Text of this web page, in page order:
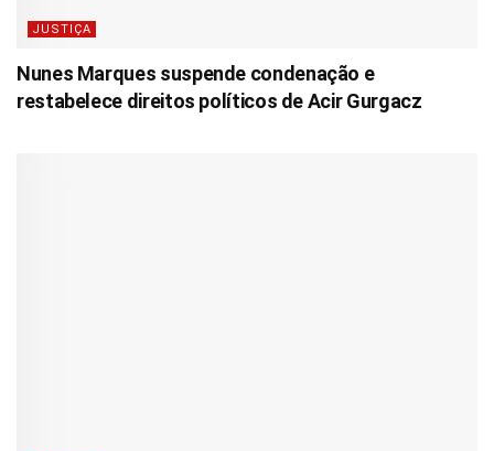
JUSTIÇA
Nunes Marques suspende condenação e
restabelece direitos políticos de Acir Gurgacz